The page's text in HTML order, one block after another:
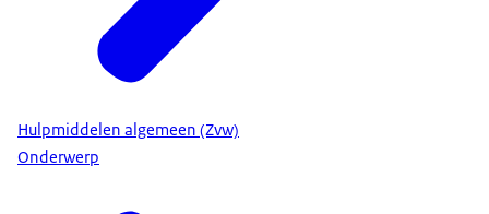
Hulpmiddelen algemeen (Zvw)
Onderwerp